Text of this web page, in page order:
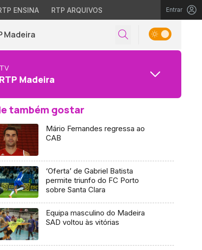
ENSINA RTP ARQUIVOS Entrar
Madeira
TV
RTP Madeira
também gostar
Mário Fernandes regressa ao
CAB
‘Oferta’ de Gabriel Batista
permite triunfo do FC Porto
sobre Santa Clara
Equipa masculino do Madeira
SAD voltou às vitórias